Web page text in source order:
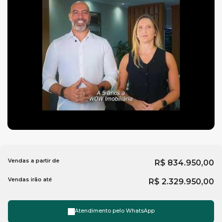
a potenciais clientes interessados para o lançamento
futuro. Detalhes serão confirmados no momento do
R$ 834.950,00
Vendas a partir de
R$ 2.329.950,00
Vendas irão até
Atendimento pelo WhatsApp